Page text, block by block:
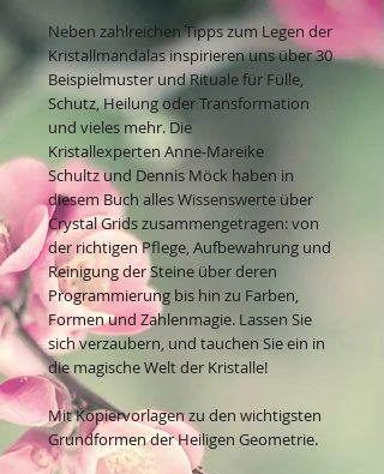
Neben zahlreichen Tipps zum Legen der
Kristallmandalas inspirieren uns über 30
Beispielmuster und Rituale für Fülle,
Schutz, Heilung oder Transformation
und vieles mehr. Die
Kristallexperten Anne-Mareike
Schultz und Dennis Möck haben in
diesem Buch alles Wissenswerte über
Crystal Grids zusammengetragen: von
der richtigen Pflege, Aufbewahrung und
Reinigung der Steine über deren
Programmierung bis hin zu Farben,
Formen und Zahlenmagie. Lassen Sie
sich verzaubern, und tauchen Sie ein in
die magische Welt der Kristalle!
Mit Kopiervorlagen zu den wichtigsten
Grundformen der Heiligen Geometrie.